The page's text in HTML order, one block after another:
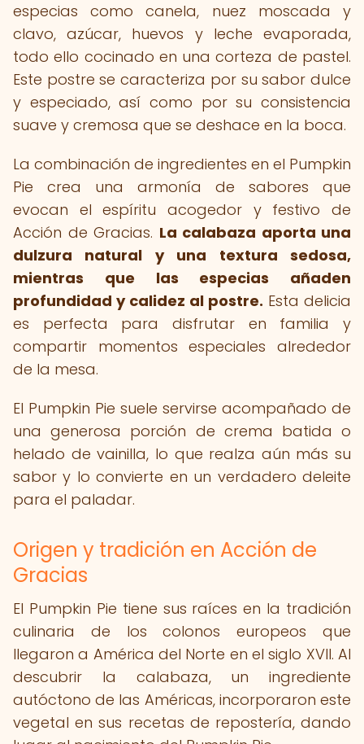
especias como canela, nuez moscada y
clavo, azúcar, huevos y leche evaporada,
todo ello cocinado en una corteza de pastel.
Este postre se caracteriza por su sabor dulce
y especiado, así como por su consistencia
suave y cremosa que se deshace en la boca.
La combinación de ingredientes en el Pumpkin
Pie crea una armonía de sabores que
evocan el espíritu acogedor y festivo de
Acción de Gracias. La calabaza aporta una
dulzura natural y una textura sedosa,
mientras que las especias añaden
profundidad y calidez al postre. Esta delicia
es perfecta para disfrutar en familia y
compartir momentos especiales alrededor
de la mesa.
El Pumpkin Pie suele servirse acompañado de
una generosa porción de crema batida o
helado de vainilla, lo que realza aún más su
sabor y lo convierte en un verdadero deleite
para el paladar.
Origen y tradición en Acción de
Gracias
El Pumpkin Pie tiene sus raíces en la tradición
culinaria de los colonos europeos que
llegaron a América del Norte en el siglo XVII. Al
descubrir la calabaza, un ingrediente
autóctono de las Américas, incorporaron este
vegetal en sus recetas de repostería, dando